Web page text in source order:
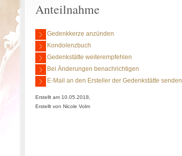
Anteilnahme
Gedenkkerze anzünden
Kondolenzbuch
Gedenkstätte weiterempfehlen
Bei Änderungen benachrichtigen
E-Mail an den Ersteller der Gedenkstätte senden
Erstellt am 10.05.2018,
Erstellt von Nicole Volm